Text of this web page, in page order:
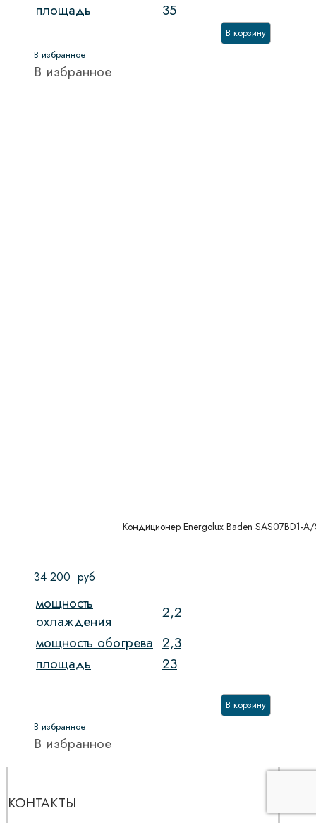
площадь
35
В корзину
В избранное
В избранное
Кондиционер Energolux Baden SAS07BD1-A/
34 200 руб
мощность
охлаждения
2,2
мощность обогрева 2,3
площадь
23
В корзину
В избранное
В избранное
КОНТАКТЫ